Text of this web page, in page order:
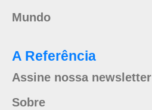
Mundo
A Referência
Assine nossa newsletter
Sobre